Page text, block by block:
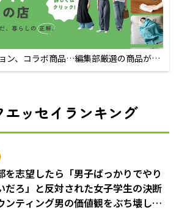
ン、コラボ商品…編集部厳選の商品が買
エッセイランキング
を志望したら「男子ばっかりでやり
だろ」と反対された女子学生の決断
ンティング男の価値観をぶち壊した